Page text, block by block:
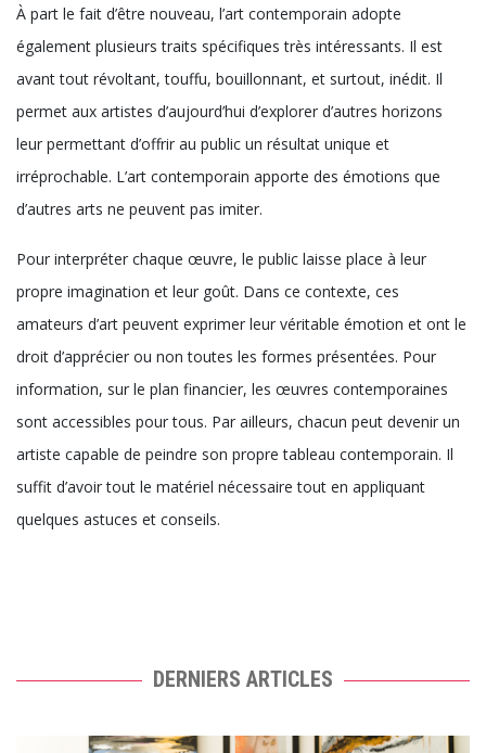
l’architecture. Sur ce, il s’avère intéressant de bien maîtriser et de
connaître cet art afin de comprendre certaines choses du
quotidien. Par ailleurs, la beauté et l’originalité de l’art
contemporain font de lui un élément incontournable en termes
de création artistique.
Un art ouvert largement au
grand public
À part le fait d’être nouveau, l’art contemporain adopte
également plusieurs traits spécifiques très intéressants. Il est
avant tout révoltant, touffu, bouillonnant, et surtout, inédit. Il
permet aux artistes d’aujourd’hui d’explorer d’autres horizons
leur permettant d’offrir au public un résultat unique et
irréprochable. L’art contemporain apporte des émotions que
d’autres arts ne peuvent pas imiter.
information, sur le plan financier, les œuvres contemporaines
artiste capable de peindre son propre tableau contemporain. Il